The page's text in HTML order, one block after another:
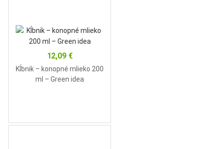
12,09 €
Kĺbnik – konopné mlieko 200
ml – Green idea